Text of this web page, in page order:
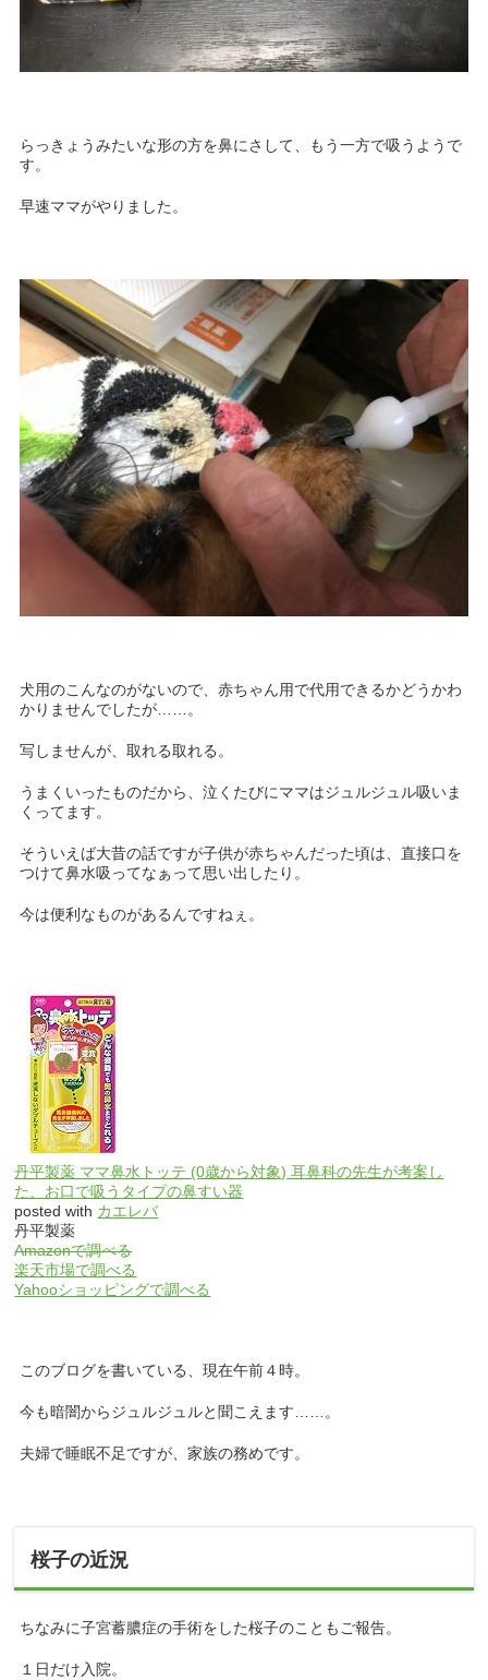
らっきょうみたいな形の方を鼻にさして、もう一方で吸うようで
す。
早速ママがやりました。
犬用のこんなのがないので、赤ちゃん用で代用できるかどうかわ
かりませんでしたが……。
写しませんが、取れる取れる。
うまくいったものだから、泣くたびにママはジュルジュル吸いま
くってます。
そういえば大昔の話ですが子供が赤ちゃんだった頃は、直接口を
つけて鼻水吸ってなぁって思い出したり。
今は便利なものがあるんですねぇ。
丹平製薬 ママ鼻水トッテ (0歳から対象) 耳鼻科の先生が考案し
た、お口で吸うタイプの鼻すい器
posted with カエレバ
丹平製薬
Amazonで調べる
楽天市場で調べる
Yahooショッピングで調べる
このブログを書いている、現在午前４時。
今も暗闇からジュルジュルと聞こえます……。
夫婦で睡眠不足ですが、家族の務めです。
桜子の近況
ちなみに子宮蓄膿症の手術をした桜子のこともご報告。
１日だけ入院。